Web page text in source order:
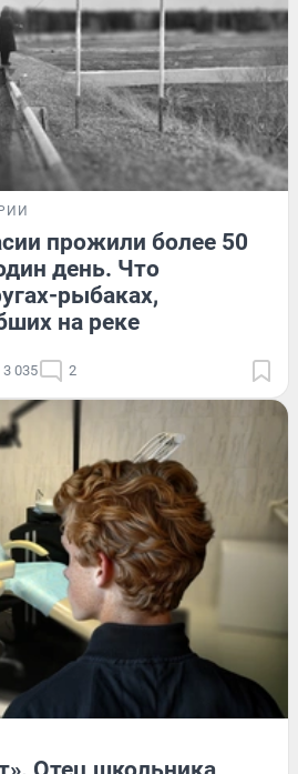
прожили более 50
день. Что
рыбаках,
на реке
3 035 2